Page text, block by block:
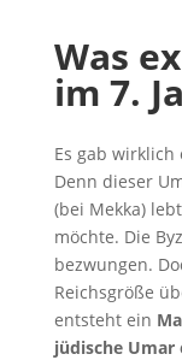
Was
im 7.
Es gab wirklich
Denn dieser
(bei Mekka)
möchte. Die
bezwungen.
Reichsgröße
entsteht ein
jüdische Umar